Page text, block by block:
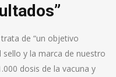
de “un objetivo
y la marca de nuestro
dosis de la vacuna y